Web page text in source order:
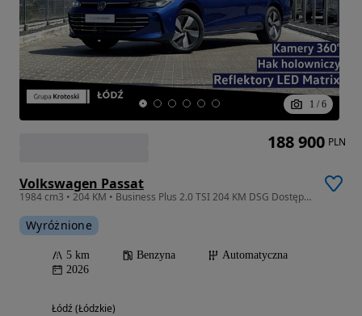
1 / 6
Volkswagen Passat
1984 cm3 • 204 KM • Business Plus 2.0 TSI 204 KM DSG Dostępny Od Ręki!
Wyróżnione
5 km Benzyna
Automatyczna
2026
Łódź (Łódzkie)
188 900 PLN